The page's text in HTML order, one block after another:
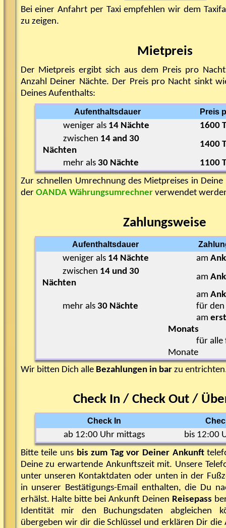
Bei einer Anfahrt per Taxi empfehlen wir dem
zu zeigen.
Mietpreis
Der Mietpreis ergibt sich aus dem Preis pro
Anzahl Deiner Nächte. Der Preis pro Nacht sinkt
Deines Aufenthalts:
Aufenthaltsdauer Preis
weniger als 14 Nächte
1600
zwischen 14 and 30
Nächten
1400
mehr als 30 Nächte
1100
Zur schnellen Umrechnung des Mietpreises in
der OANDA Währungsumrechner verwendet
Zahlungsweise
Aufenthaltsdauer
weniger als 14 Nächte am
zwischen 14 und 30
Nächten
am
mehr als 30 Nächte
am
für den
am
Monats
für alle
Monate
Wir bitten Dich alle Bezahlungen in bar zu
Check In / Check Out /
Check In
ab 12:00 Uhr mittags
bis 12:00
Bitte teile uns bis zum Tag vor Deiner Ankunft
Deine zu erwartende Ankunftszeit mit. Unsere
unter unseren Kontaktdaten oder unten in der
in unserer Bestätigungs-Email enthalten, die Du
erhälst. Halte bitte bei Ankunft Deinen Reisepass
Identität mir den Buchungsdaten abgleichen
übergeben wir dir die Schlüssel und erklären Dir die